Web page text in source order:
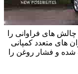
موتوری که بسیار مشکل داشته و چالش های فراوانی را
های متعدد کمپانی
شده و فشار روغن را